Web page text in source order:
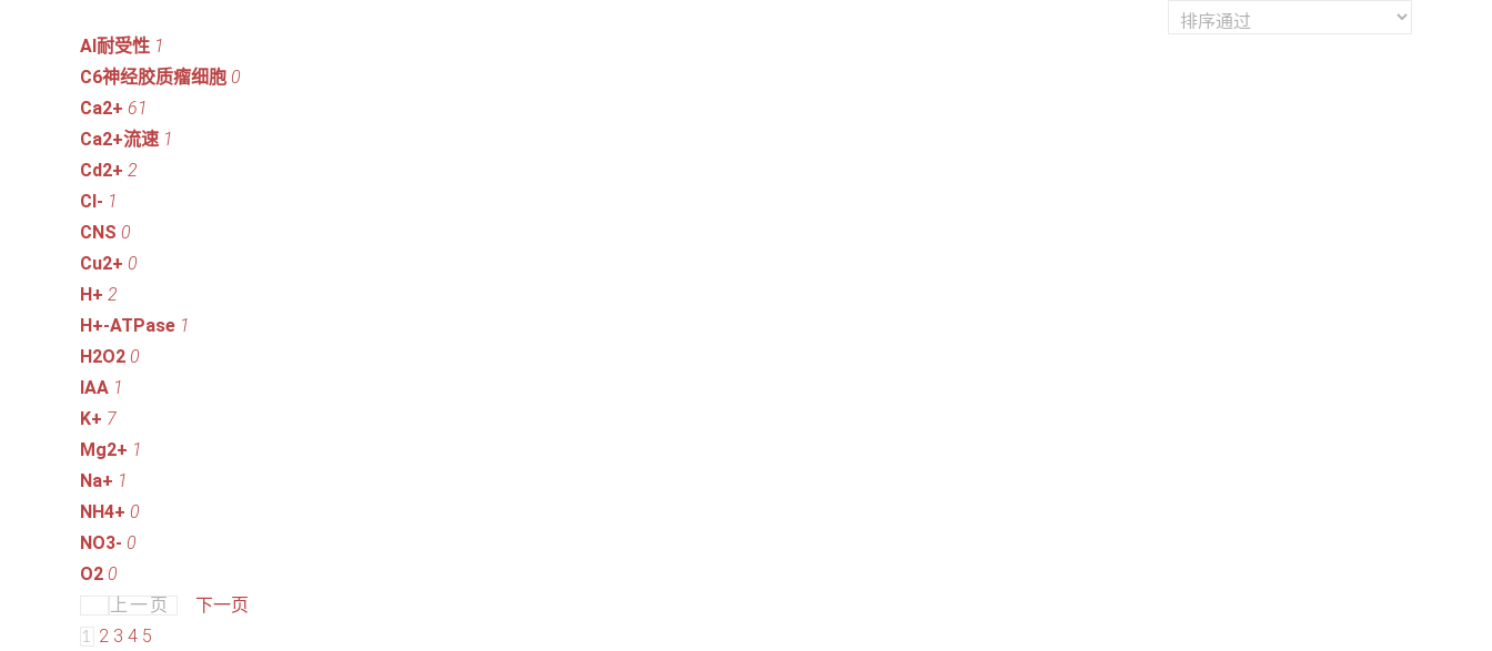
Al耐受性 1
C6神经胶质瘤细胞 0
Ca2+ 61
Ca2+流速 1
Cd2+ 2
Cl- 1
CNS 0
Cu2+ 0
H+ 2
H+-ATPase 1
H2O2 0
IAA 1
K+ 7
Mg2+ 1
Na+ 1
NH4+ 0
NO3- 0
O2 0
上一页 下一页
1 2 3 4 5